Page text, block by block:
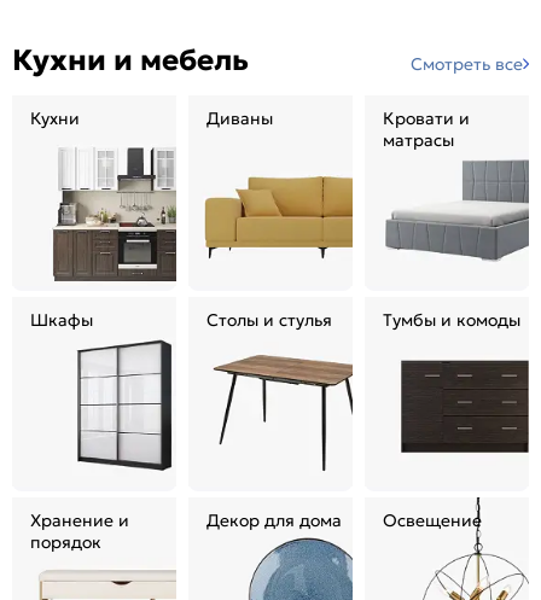
Кухни и мебель Смотреть все
Кухни Диваны
Кровати и
матрасы
Шкафы Столы и стулья Тумбы и комоды
Хранение и
порядок
Декор для дома Освещение